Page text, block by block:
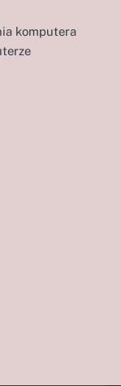
komputera